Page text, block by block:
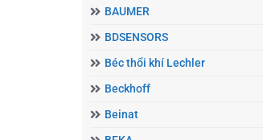
BAUMER
BDSENSORS
Béc thổi khí Lechler
Beckhoff
Beinat